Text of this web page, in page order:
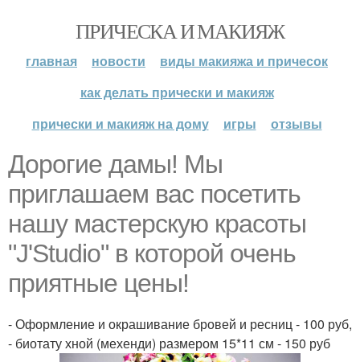
ПРИЧЕСКА И МАКИЯЖ
главная новости
виды макияжа и причесок
как делать прически и макияж
прически и макияж на дому
игры отзывы
Дорогие дамы! Мы
приглашаем вас посетить
нашу мастерскую красоты
"J'Studio" в которой очень
приятные цены!
- Оформление и окрашивание бровей и ресниц - 100 руб,
- биотату хной (мехенди) размером 15*11 см - 150 руб